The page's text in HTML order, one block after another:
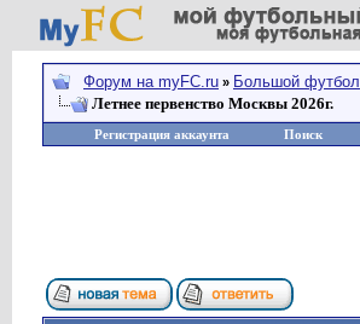
Форум на myFC.ru » Большой футбол
Летнее первенство Москвы 2026г.
Регистрация аккаунта Поиск